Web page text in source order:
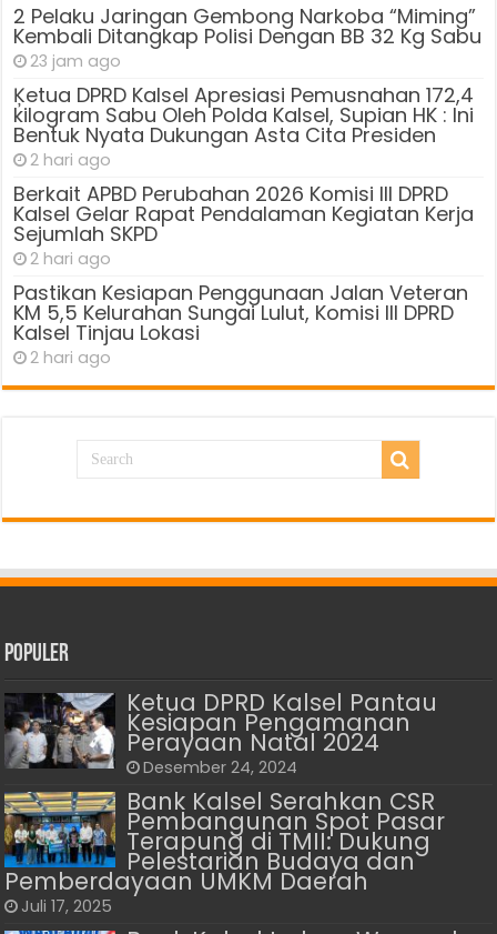
2 Pelaku Jaringan Gembong Narkoba “Miming”
Kembali Ditangkap Polisi Dengan BB 32 Kg Sabu
23 jam ago
Ķetua DPRD Kalsel Apresiasi Pemusnahan 172,4
kilogram Sabu Oleh Polda Kalsel, Supian HK : Ini
Bentuk Nyata Dukungan Asta Cita Presiden
2 hari ago
Berkait APBD Perubahan 2026 Komisi III DPRD
Kalsel Gelar Rapat Pendalaman Kegiatan Kerja
Sejumlah SKPD
2 hari ago
Pastikan Kesiapan Penggunaan Jalan Veteran
KM 5,5 Kelurahan Sungai Lulut, Komisi III DPRD
Kalsel Tinjau Lokasi
2 hari ago
Populer
Ketua DPRD Kalsel Pantau
Kesiapan Pengamanan
Perayaan Natal 2024
Desember 24, 2024
Bank Kalsel Serahkan CSR
Pembangunan Spot Pasar
Terapung di TMII: Dukung
Pelestarian Budaya dan
Pemberdayaan UMKM Daerah
Juli 17, 2025